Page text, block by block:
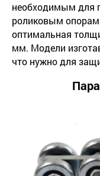
необходимым для
роликовым
оптимальная
мм. Модели
что нужно для